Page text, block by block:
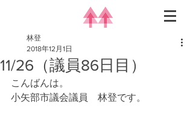
11/26（議員86日目）
林登
2018年12月1日
こんばんは。
小矢部市議会議員　林登です。